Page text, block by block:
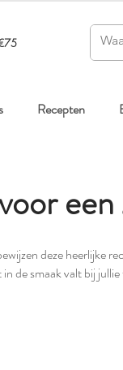
Recepten
een
deze heerlijke
de smaak valt bij